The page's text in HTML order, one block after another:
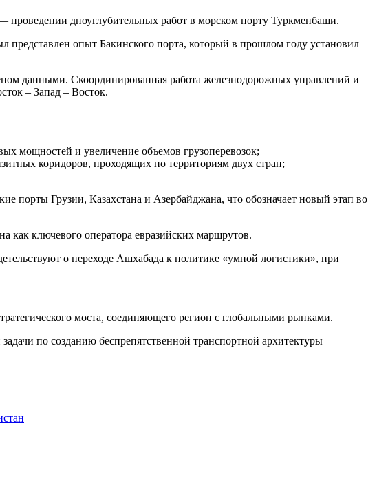
дноуглубительных работ в морском порту Туркменбаши.
опыт Бакинского порта, который в прошлом году установил
данными. Скоординированная работа железнодорожных управлений и
– Запад – Восток.
мощностей и увеличение объемов грузоперевозок;
коридоров, проходящих по территориям двух стран;
порты Грузии, Казахстана и Азербайджана, что обозначает новый этап во
ключевого оператора евразийских маршрутов.
о переходе Ашхабада к политике «умной логистики», при
моста, соединяющего регион с глобальными рынками.
по созданию беспрепятственной транспортной архитектуры